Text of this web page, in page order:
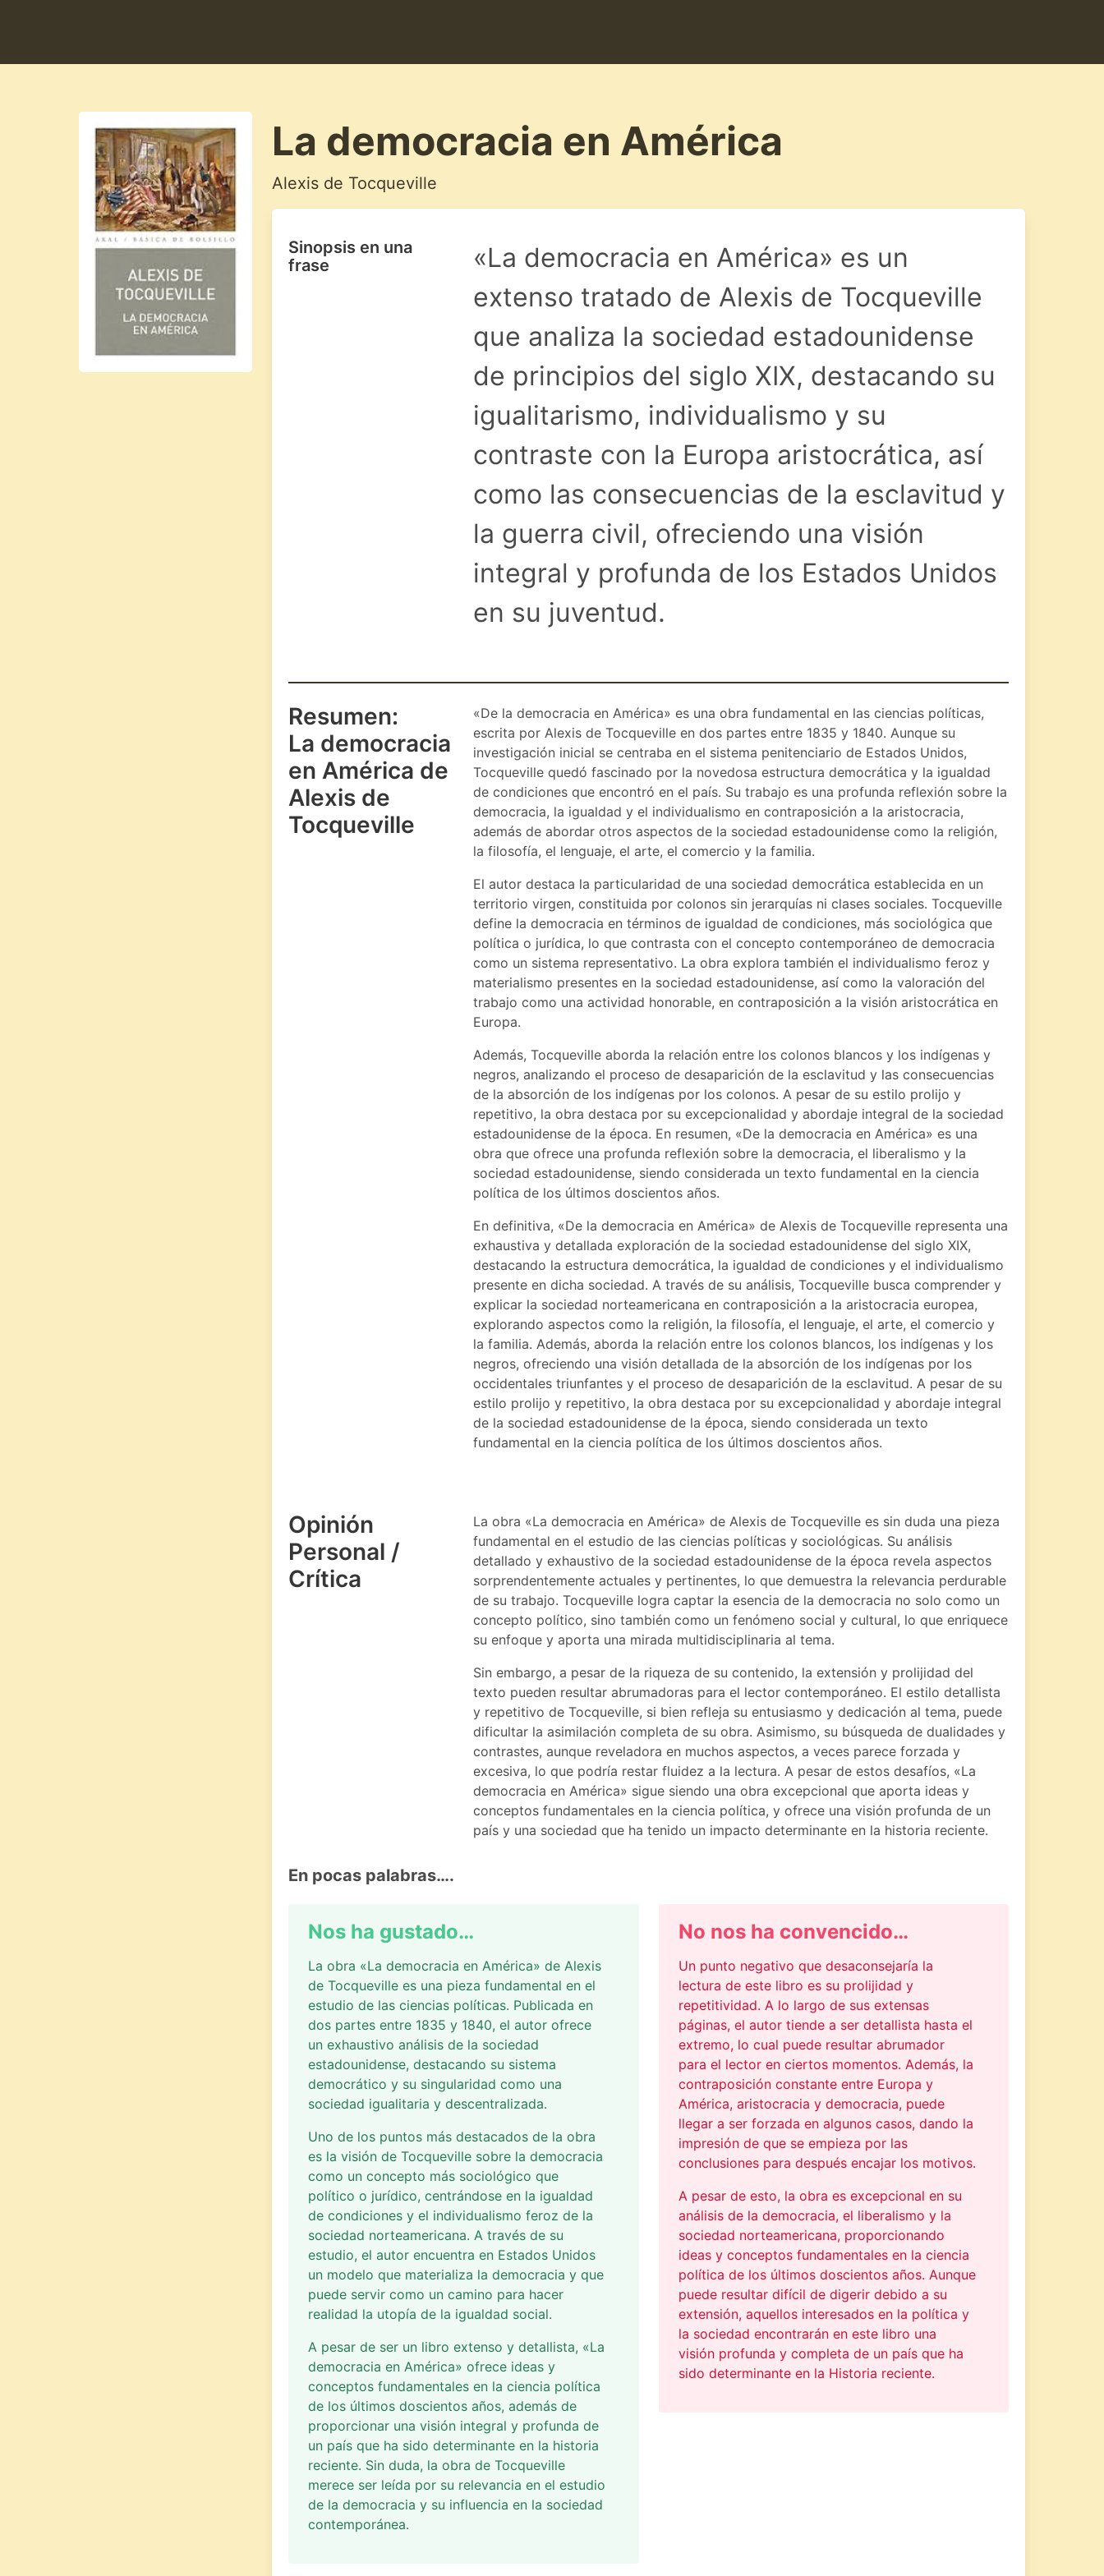
La democracia en América
Alexis de Tocqueville
Sinopsis en una
frase
«La democracia en América» es un
extenso tratado de Alexis de Tocqueville
que analiza la sociedad estadounidense
de principios del siglo XIX, destacando su
igualitarismo, individualismo y su
contraste con la Europa aristocrática, así
como las consecuencias de la esclavitud y
la guerra civil, ofreciendo una visión
integral y profunda de los Estados Unidos
en su juventud.
Resumen:
La democracia
en América de
Alexis de
Tocqueville
«De la democracia en América» es una obra fundamental en las ciencias políticas,
escrita por Alexis de Tocqueville en dos partes entre 1835 y 1840. Aunque su
investigación inicial se centraba en el sistema penitenciario de Estados Unidos,
Tocqueville quedó fascinado por la novedosa estructura democrática y la igualdad
de condiciones que encontró en el país. Su trabajo es una profunda reflexión sobre la
democracia, la igualdad y el individualismo en contraposición a la aristocracia,
además de abordar otros aspectos de la sociedad estadounidense como la religión,
la filosofía, el lenguaje, el arte, el comercio y la familia.
El autor destaca la particularidad de una sociedad democrática establecida en un
territorio virgen, constituida por colonos sin jerarquías ni clases sociales. Tocqueville
define la democracia en términos de igualdad de condiciones, más sociológica que
política o jurídica, lo que contrasta con el concepto contemporáneo de democracia
como un sistema representativo. La obra explora también el individualismo feroz y
materialismo presentes en la sociedad estadounidense, así como la valoración del
trabajo como una actividad honorable, en contraposición a la visión aristocrática en
Europa.
Además, Tocqueville aborda la relación entre los colonos blancos y los indígenas y
negros, analizando el proceso de desaparición de la esclavitud y las consecuencias
de la absorción de los indígenas por los colonos. A pesar de su estilo prolijo y
repetitivo, la obra destaca por su excepcionalidad y abordaje integral de la sociedad
estadounidense de la época. En resumen, «De la democracia en América» es una
obra que ofrece una profunda reflexión sobre la democracia, el liberalismo y la
sociedad estadounidense, siendo considerada un texto fundamental en la ciencia
política de los últimos doscientos años.
En definitiva, «De la democracia en América» de Alexis de Tocqueville representa una
exhaustiva y detallada exploración de la sociedad estadounidense del siglo XIX,
destacando la estructura democrática, la igualdad de condiciones y el individualismo
presente en dicha sociedad. A través de su análisis, Tocqueville busca comprender y
explicar la sociedad norteamericana en contraposición a la aristocracia europea,
explorando aspectos como la religión, la filosofía, el lenguaje, el arte, el comercio y
la familia. Además, aborda la relación entre los colonos blancos, los indígenas y los
negros, ofreciendo una visión detallada de la absorción de los indígenas por los
occidentales triunfantes y el proceso de desaparición de la esclavitud. A pesar de su
estilo prolijo y repetitivo, la obra destaca por su excepcionalidad y abordaje integral
de la sociedad estadounidense de la época, siendo considerada un texto
fundamental en la ciencia política de los últimos doscientos años.
Opinión
Personal /
Crítica
La obra «La democracia en América» de Alexis de Tocqueville es sin duda una pieza
fundamental en el estudio de las ciencias políticas y sociológicas. Su análisis
detallado y exhaustivo de la sociedad estadounidense de la época revela aspectos
sorprendentemente actuales y pertinentes, lo que demuestra la relevancia perdurable
de su trabajo. Tocqueville logra captar la esencia de la democracia no solo como un
concepto político, sino también como un fenómeno social y cultural, lo que enriquece
su enfoque y aporta una mirada multidisciplinaria al tema.
Sin embargo, a pesar de la riqueza de su contenido, la extensión y prolijidad del
texto pueden resultar abrumadoras para el lector contemporáneo. El estilo detallista
y repetitivo de Tocqueville, si bien refleja su entusiasmo y dedicación al tema, puede
dificultar la asimilación completa de su obra. Asimismo, su búsqueda de dualidades y
contrastes, aunque reveladora en muchos aspectos, a veces parece forzada y
excesiva, lo que podría restar fluidez a la lectura. A pesar de estos desafíos, «La
democracia en América» sigue siendo una obra excepcional que aporta ideas y
conceptos fundamentales en la ciencia política, y ofrece una visión profunda de un
país y una sociedad que ha tenido un impacto determinante en la historia reciente.
En pocas palabras….
Nos ha gustado…
La obra «La democracia en América» de Alexis
de Tocqueville es una pieza fundamental en el
estudio de las ciencias políticas. Publicada en
dos partes entre 1835 y 1840, el autor ofrece
un exhaustivo análisis de la sociedad
estadounidense, destacando su sistema
democrático y su singularidad como una
sociedad igualitaria y descentralizada.
Uno de los puntos más destacados de la obra
es la visión de Tocqueville sobre la democracia
como un concepto más sociológico que
político o jurídico, centrándose en la igualdad
de condiciones y el individualismo feroz de la
sociedad norteamericana. A través de su
estudio, el autor encuentra en Estados Unidos
un modelo que materializa la democracia y que
puede servir como un camino para hacer
realidad la utopía de la igualdad social.
A pesar de ser un libro extenso y detallista, «La
democracia en América» ofrece ideas y
conceptos fundamentales en la ciencia política
de los últimos doscientos años, además de
proporcionar una visión integral y profunda de
un país que ha sido determinante en la historia
reciente. Sin duda, la obra de Tocqueville
merece ser leída por su relevancia en el estudio
de la democracia y su influencia en la sociedad
contemporánea.
No nos ha convencido…
Un punto negativo que desaconsejaría la
lectura de este libro es su prolijidad y
repetitividad. A lo largo de sus extensas
páginas, el autor tiende a ser detallista hasta el
extremo, lo cual puede resultar abrumador
para el lector en ciertos momentos. Además, la
contraposición constante entre Europa y
América, aristocracia y democracia, puede
llegar a ser forzada en algunos casos, dando la
impresión de que se empieza por las
conclusiones para después encajar los motivos.
A pesar de esto, la obra es excepcional en su
análisis de la democracia, el liberalismo y la
sociedad norteamericana, proporcionando
ideas y conceptos fundamentales en la ciencia
política de los últimos doscientos años. Aunque
puede resultar difícil de digerir debido a su
extensión, aquellos interesados en la política y
la sociedad encontrarán en este libro una
visión profunda y completa de un país que ha
sido determinante en la Historia reciente.